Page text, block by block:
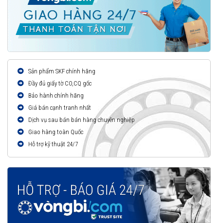
Sản phẩm SKF chính hãng
Đầy đủ giấy tờ CO,CQ gốc
Bảo hành chính hãng
Giá bán cạnh tranh nhất
Dịch vụ sau bán bán hàng chuyên nghiệp
Giao hàng toàn Quốc
Hỗ trợ kỹ thuật 24/7